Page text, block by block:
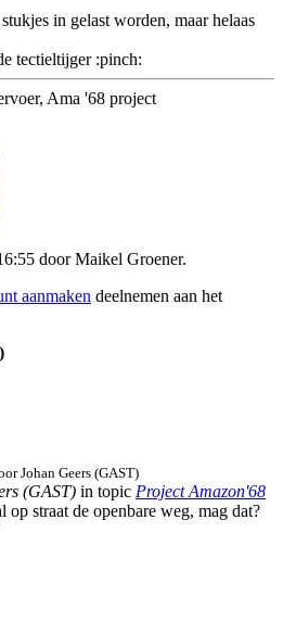
in gelast worden, maar helaas
tectieltijger :pinch:
Ama '68 project
doorMaikel Groener.
aanmaken deelnemen aan het
Johan Geers (GAST)
(GAST) in topic Project Amazon'68
straat de openbare weg, mag dat?